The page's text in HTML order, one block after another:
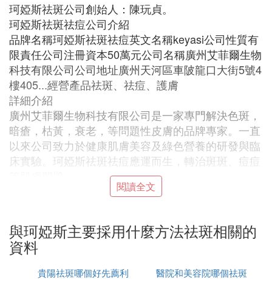
珂婭斯祛斑公司創始人：陳玩貞。
珂婭斯祛斑祛痘公司介紹
品牌名稱珂婭斯祛斑祛痘英文名稱keyasi公司性質有
限責任公司注冊資本50萬元公司名稱廣州艾菲爾生物
科技有限公司公司地址廣州天河區車陂龍口大街5號4
樓405...經營產品祛斑、祛痘、護膚
詳細介紹
廣州艾菲爾生物科技有限公司是一家專門解決色斑，
暗瘡，枯黃，衰老，等問題性皮膚的品牌專家。一直
以來公司致力於健康肌膚美容及綠色營養的研發與臨
床實驗。珂婭斯祛斑祛痘應運而生，轉治斑斑、痘痘
1-6個月。珂婭斯抑色精華液是一款擁有多年銷售歷
史的祛斑產品，主要成分為仙人掌嫌州、熊果苷等，
一瓶精華液可使用1-6個局州月，但是每個人臉型大
小不一樣、用量不一樣、使用頻率不一樣，因此用的
閱讀全文
與珂婭斯主要採用什麼方法祛斑相關的
資料
貴陽祛斑哪個好先薦利
醫院和美容院哪個祛斑